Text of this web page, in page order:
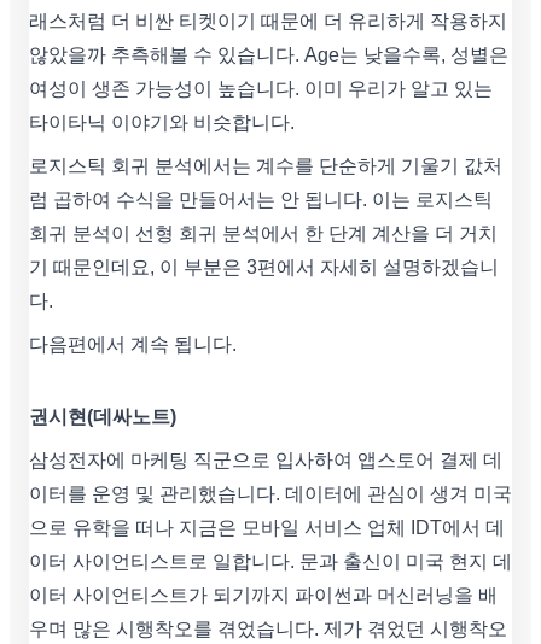
래스처럼 더 비싼 티켓이기 때문에 더 유리하게 작용하지
않았을까 추측해볼 수 있습니다. Age는 낮을수록, 성별은
여성이 생존 가능성이 높습니다. 이미 우리가 알고 있는
타이타닉 이야기와 비슷합니다.
로지스틱 회귀 분석에서는 계수를 단순하게 기울기 값처
럼 곱하여 수식을 만들어서는 안 됩니다. 이는 로지스틱
회귀 분석이 선형 회귀 분석에서 한 단계 계산을 더 거치
기 때문인데요, 이 부분은 3편에서 자세히 설명하겠습니
다.
다음편에서 계속 됩니다.
권시현(데싸노트)
삼성전자에 마케팅 직군으로 입사하여 앱스토어 결제 데
이터를 운영 및 관리했습니다. 데이터에 관심이 생겨 미국
으로 유학을 떠나 지금은 모바일 서비스 업체 IDT에서 데
이터 사이언티스트로 일합니다. 문과 출신이 미국 현지 데
이터 사이언티스트가 되기까지 파이썬과 머신러닝을 배
우며 많은 시행착오를 겪었습니다. 제가 겪었던 시행착오